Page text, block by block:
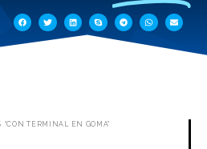
“CON TERMINAL EN GOMA”